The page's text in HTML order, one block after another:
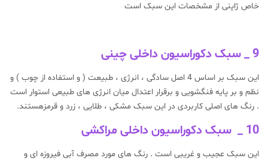
خاص ژاپنی از مشخصات این سبک است
9 _ سبک دکوراسیون داخلی چینی
این سبک بر اساس 4 اصل سادگی ، انرژی ، طبیعت ( و استفاده از چوب ) و
نظم و بر پایه فنگشویی و برقرار اعتدال میان انرژی های طبیعی استوار است
. رنگ های اصلی کاربردی در این سبک مشکی ، طلایی ، زرد و قرمزهستند.
10 _ سبک دکوراسیون داخلی مراکشی
این سبک عجیب و غریبی است . رنگ های مورد مصرف آبی فیروزه ای و